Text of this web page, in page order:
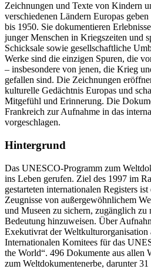
Zeichnungen und Texte von Kindern
verschiedenen Ländern Europas
bis 1950. Sie dokumentieren
junger Menschen in Kriegszeiten und
Schicksale sowie gesellschaftliche
Werke sind die einzigen Spuren, die
– insbesondere von jenen, die Krieg
gefallen sind. Die Zeichnungen
kulturelle Gedächtnis Europas und
Mitgefühl und Erinnerung. Die
Frankreich zur Aufnahme in das
vorgeschlagen.
Hintergrund
Das UNESCO-Programm zum
ins Leben gerufen. Ziel des 1997 im
gestarteten internationalen Registers
Zeugnisse von außergewöhnlichem
und Museen zu sichern, zugänglich zu
Bedeutung hinzuweisen. Über
Exekutivrat der Weltkulturorganisation
Internationalen Komitees für das
the World“. 496 Dokumente aus allen
zum Weltdokumentenerbe, darunter 31